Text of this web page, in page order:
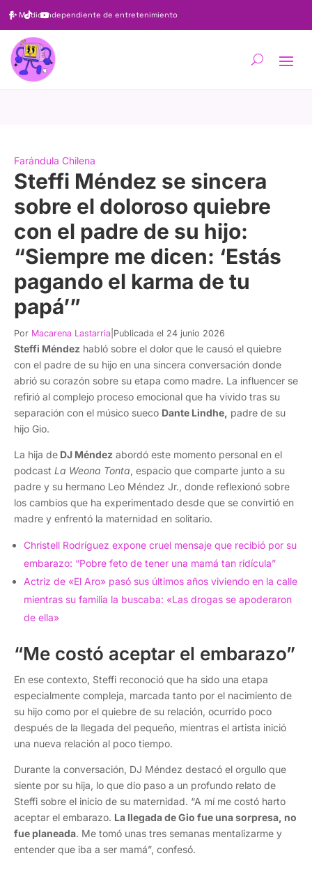
✨ Medio independiente de entretenimiento
Farándula Chilena
Steffi Méndez se sincera
sobre el doloroso quiebre
con el padre de su hijo:
“Siempre me dicen: ‘Estás
pagando el karma de tu
papá’”
Por Macarena Lastarria Publicada el 24 junio 2026
Steffi Méndez habló sobre el dolor que le causó el quiebre
con el padre de su hijo en una sincera conversación donde
abrió su corazón sobre su etapa como madre. La influencer se
refirió al complejo proceso emocional que ha vivido tras su
separación con el músico sueco Dante Lindhe, padre de su
hijo Gio.
La hija de DJ Méndez abordó este momento personal en el
podcast La Weona Tonta, espacio que comparte junto a su
padre y su hermano Leo Méndez Jr., donde reflexionó sobre
los cambios que ha experimentado desde que se convirtió en
madre y enfrentó la maternidad en solitario.
Christell Rodríguez expone cruel mensaje que recibió por su
embarazo: “Pobre feto de tener una mamá tan ridícula”
Actriz de «El Aro» pasó sus últimos años viviendo en la calle
mientras su familia la buscaba: «Las drogas se apoderaron
de ella»
“Me costó aceptar el embarazo”
En ese contexto, Steffi reconoció que ha sido una etapa
especialmente compleja, marcada tanto por el nacimiento de
su hijo como por el quiebre de su relación, ocurrido poco
después de la llegada del pequeño, mientras el artista inició
una nueva relación al poco tiempo.
Durante la conversación, DJ Méndez destacó el orgullo que
siente por su hija, lo que dio paso a un profundo relato de
Steffi sobre el inicio de su maternidad. “A mí me costó harto
aceptar el embarazo. La llegada de Gio fue una sorpresa, no
fue planeada. Me tomó unas tres semanas mentalizarme y
entender que iba a ser mamá”, confesó.